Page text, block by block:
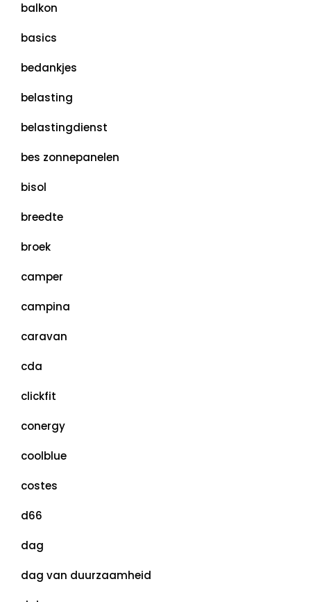
balkon
basics
bedankjes
belasting
belastingdienst
bes zonnepanelen
bisol
breedte
broek
camper
campina
caravan
cda
clickfit
conergy
coolblue
costes
d66
dag
dag van duurzaamheid